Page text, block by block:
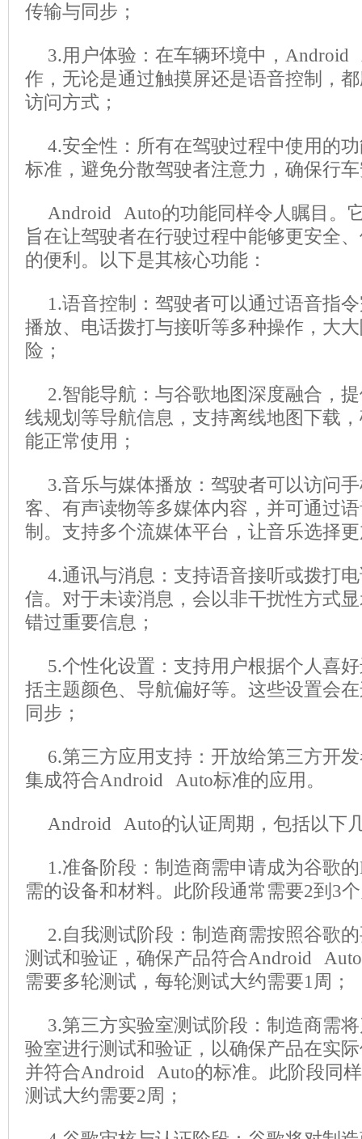
传输与同步；
3.用户体验：在车辆环境中，Android
作，无论是通过触摸屏还是语音控制，
访问方式；
4.安全性：所有在驾驶过程中使用的
标准，避免分散驾驶者注意力，确保行
Android Auto的功能同样令人瞩目。
旨在让驾驶者在行驶过程中能够更安全
的便利。以下是其核心功能：
1.语音控制：驾驶者可以通过语音指
播放、电话拨打与接听等多种操作，大
险；
2.智能导航：与谷歌地图深度融合，
线规划等导航信息，支持离线地图下载
能正常使用；
3.音乐与媒体播放：驾驶者可以访问
客、有声读物等多媒体内容，并可通过
制。支持多个流媒体平台，让音乐选择
4.通讯与消息：支持语音接听或拨打
信。对于未读消息，会以非干扰性方式
错过重要信息；
5.个性化设置：支持用户根据个人喜
括主题颜色、导航偏好等。这些设置会
同步；
6.第三方应用支持：开放给第三方开
集成符合Android Auto标准的应用。
Android Auto的认证周期，包括以下
1.准备阶段：制造商需申请成为谷歌
需的设备和材料。此阶段通常需要2到3
2.自我测试阶段：制造商需按照谷歌
测试和验证，确保产品符合Android
需要多轮测试，每轮测试大约需要1周；
3.第三方实验室测试阶段：制造商需
验室进行测试和验证，以确保产品在实
并符合Android Auto的标准。此阶段同
测试大约需要2周；